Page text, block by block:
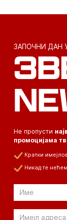
ЗАПОЧНИ ДАН
Не пропусти
промоцијама
Кратки
Никад те
Email
Email